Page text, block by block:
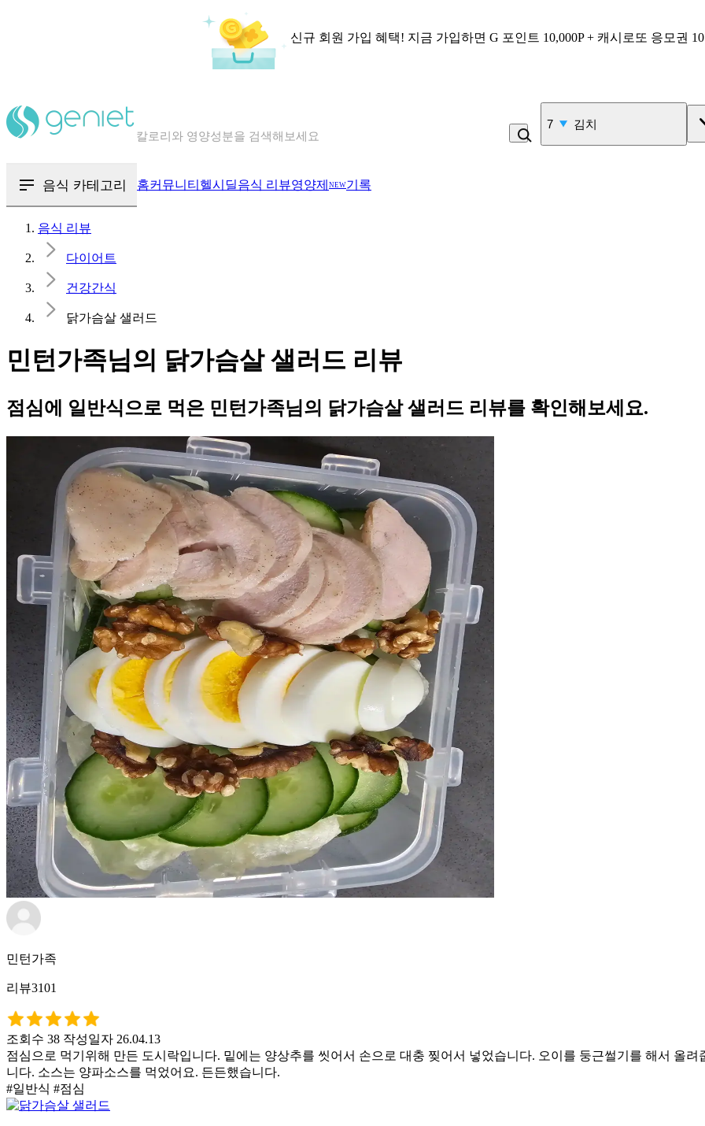
신규 회원 가입 혜택! 지금 가입하면 G 포인트 10,000P + 캐시로또 응모권
혈당 · 다이어트 음식 검색해보세요
7 김치
음식 카테고리 홈커뮤니티 헬시딜음식 리뷰영양제 NEW기록
음식 리뷰
다이어트
건강간식
닭가슴살 샐러드
민턴가족님의 닭가슴살 샐러드 리뷰
점심에 일반식으로 먹은 민턴가족님의 닭가슴살 샐러드 리뷰를 확인해보세요.
민턴가족
리뷰3101
조회수 38 작성일자 26.04.13
점심으로 먹기위해 만든 도시락입니다. 밑에는 양상추를 씻어서 손으로 대충 찢어서 넣었습니다. 오이를 둥근썰기를 해서 올
니다. 소스는 양파소스를 먹었어요. 든든했습니다.
#일반식 #점심